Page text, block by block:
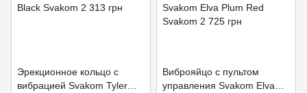
Эрекционное кольцо с
вибрацией Svakom Tyler
Виброяйцо с пультом
управления Svakom Elva